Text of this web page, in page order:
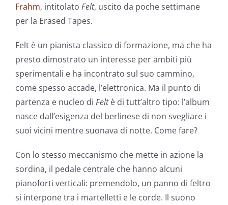
Frahm, intitolato Felt, uscito da poche settimane
per la Erased Tapes.
Felt è un pianista classico di formazione, ma che ha
presto dimostrato un interesse per ambiti più
sperimentali e ha incontrato sul suo cammino,
come spesso accade, l’elettronica. Ma il punto di
partenza e nucleo di Feltè di tutt’altro tipo: l’album
nasce dall’esigenza del berlinese di non svegliare i
suoi vicini mentre suonava di notte. Come fare?
Con lo stesso meccanismo che mette in azione la
sordina, il pedale centrale che hanno alcuni
pianoforti verticali: premendolo, un panno di feltro
si interpone tra i martelletti e le corde. Il suono